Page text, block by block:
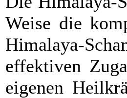
Weise die
Himalaya-
effektiven
eigenen